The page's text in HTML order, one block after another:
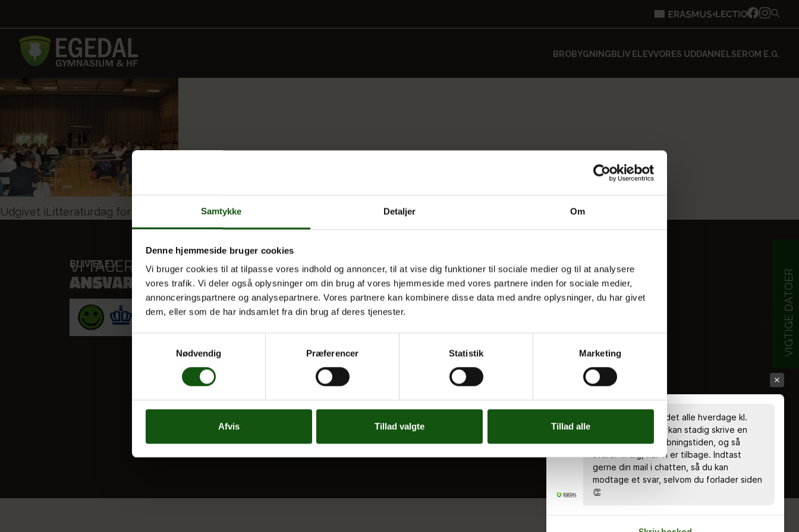
Samtykke Detaljer Om
Denne hjemmeside bruger cookies
Vi bruger cookies til at tilpasse vores indhold og annoncer, til at vise dig funktioner til sociale medier og til at analysere
vores trafik. Vi deler også oplysninger om din brug af vores hjemmeside med vores partnere inden for sociale medier,
annonceringspartnere og analysepartnere. Vores partnere kan kombinere disse data med andre oplysninger, du har givet
dem, eller som de har indsamlet fra din brug af deres tjenester.
Samtykkevalg
Nødvendig
Præferencer Statistik Marketing
Afvis Tillad valgte Tillad alle
BROBYGNING BLIV ELEVVORES UDDANNELSEROM E.G.
VIGTIGE DATOER
Indlægsnavigation
Udgivet iLitteraturdag for unge
BLIV ELEV
Optagelse
Til forældre
VORES UDDANNELSER
STX
HF
OM E.G.
Kontakt
Nyheder
Tal og Oplysninger
Tilgængelighedserklæring
Chatten er bemandet alle hverdage kl.
8.00 - 18.00 🤗 Du kan stadig skrive en
besked uden for åbningstiden, og så
svarer vi dig, når vi er tilbage. Indtast
gerne din mail i chatten, så du kan
modtage et svar, selvom du forlader siden
👏